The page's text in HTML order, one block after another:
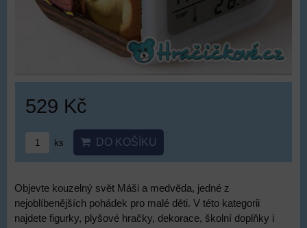
529 Kč
ks DO KOŠÍKU
Objevte kouzelný svět Máši a medvěda, jedné z
nejoblíbenějších pohádek pro malé děti. V této kategorii
najdete figurky, plyšové hračky, dekorace, školní doplňky i